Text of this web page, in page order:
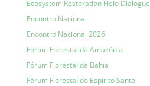
Ecosystem Restoration Field Dialogue
Encontro Nacional
Encontro Nacional 2026
Fórum Florestal da Amazônia
Fórum Florestal da Bahia
Fórum Florestal do Espírito Santo